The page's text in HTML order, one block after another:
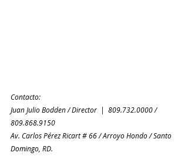
Contacto:
Juan Julio Bodden / Director  |  809.732.0000 /
809.868.9150
Av. Carlos Pérez Ricart # 66 / Arroyo Hondo / Santo
Domingo, RD.